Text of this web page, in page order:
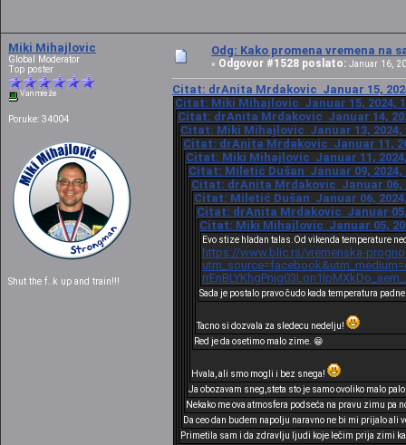
Miki Mihajlovic
Global Moderator
Top poster
Van mreže
Poruke: 34004
Shut the f..k up and train!!!
Odg: Kako promena vremena na
« Odgovor #1528 poslato: Januar 16,
Citat: drAnita Mrdakovic Januar 15,
Citat: Miki Mihajlovic Januar 15, 2024,
Citat: drAnita Mrdakovic Januar 14,
Citat: Miki Mihajlovic Januar 13, 2024,
Citat: drAnita Mrdakovic Januar 11,
Citat: Miki Mihajlovic Januar 11,
Citat: Miletić Dušan Januar 09, 2024,
Citat: drAnita Mrdakovic Januar 06,
Citat: Miletić Dušan Januar 06,
Citat: drAnita Mrdakovic Januar 05,
Citat: Miki Mihajlovic Januar 05,
Evo stize hladan talas.Od vikenda temperature
https://www.blic.rs/vremenska-
Sada je postalo pravo čudo kada temperatura
Tacno si dozvala za sledecu nedelju!
Red je da osetimo malo zime. 😁
Hvala, ali smo mogli i bez snega!
Ja obozavam sneg,steta sto je samo ovoliko malo
Nekako me ova atmosfera podseća na pravu zimu
Da ceo dan budem napolju naravno ne bi mi prijalo
Primetila sam i da zdravlju ljudi koje lečim prija zimi